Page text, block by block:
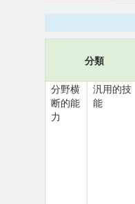
分類
分野横
断的能
力
汎用的技
能